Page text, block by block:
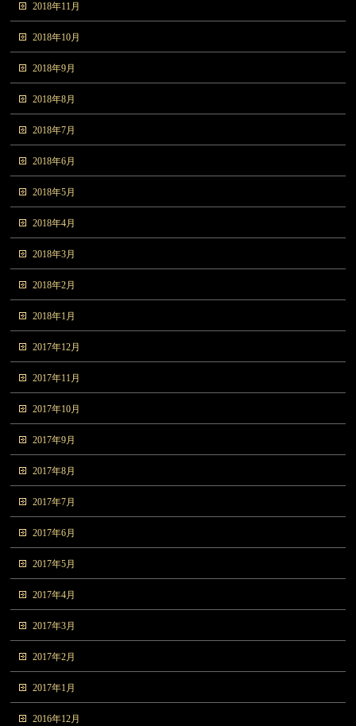
2018年11月
2018年10月
2018年9月
2018年8月
2018年7月
2018年6月
2018年5月
2018年4月
2018年3月
2018年2月
2018年1月
2017年12月
2017年11月
2017年10月
2017年9月
2017年8月
2017年7月
2017年6月
2017年5月
2017年4月
2017年3月
2017年2月
2017年1月
2016年12月